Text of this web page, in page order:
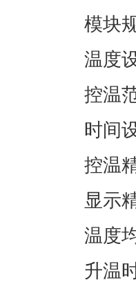
模
温
控
时间
控
显
温
升温